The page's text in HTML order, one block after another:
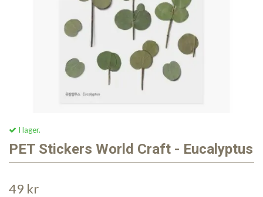
I lager.
PET Stickers World Craft - Eucalyptus
49 kr